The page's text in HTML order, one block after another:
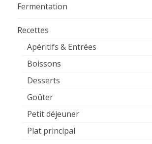
Fermentation
Recettes
Apéritifs & Entrées
Boissons
Desserts
Goûter
Petit déjeuner
Plat principal